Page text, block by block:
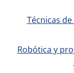
Técnicas
Robótica y